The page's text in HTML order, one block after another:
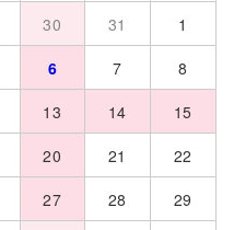
30 31
1
6 7
8
13 14
15
20 21
22
27 28
29